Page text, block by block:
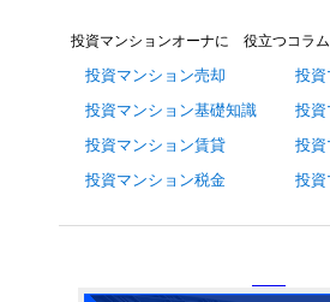
投資マンションオーナに 役立つコラム
投資マンション売却
投資マンション基礎知識
投資マンション賃貸
投資マンション税金
投資
投資
投資
投資